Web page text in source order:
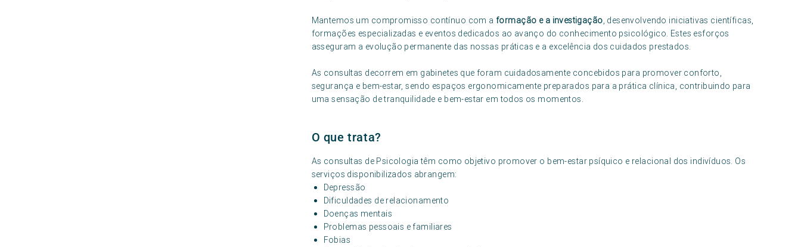
Mantemos um compromisso contínuo com aformação e a investigação, desenvolvendo iniciativas científicas,
formações especializadas e eventos dedicados ao avanço do conhecimento psicológico. Estes esforços
asseguram a evolução permanente das nossas práticas e a excelência dos cuidados prestados.
As consultas decorrem em gabinetes que foram cuidadosamente concebidos para promover conforto,
segurança e bem-estar, sendo espaços ergonomicamente preparados para a prática clínica, contribuindo para
uma sensação de tranquilidade e bem-estar em todos os momentos.
O que trata?
As consultas de Psicologia têm como objetivo promover o bem-estar psíquico e relacional dos indivíduos. Os
serviços disponibilizados abrangem:
Depressão
Dificuldades de relacionamento
Doenças mentais
Problemas pessoais e familiares
Fobias